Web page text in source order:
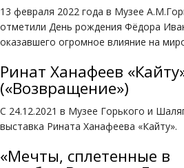
13 февраля 2022 года в Музее
отметили День рождения Фёдора
оказавшего огромное влияние на
Ринат Ханафеев
(«Возвращение»)
С 24.12.2021 в Музее Горького и
выставка Рината Ханафеева «Кайту».
«Мечты, сплетенные в